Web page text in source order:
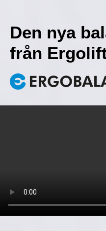
Den nya
från